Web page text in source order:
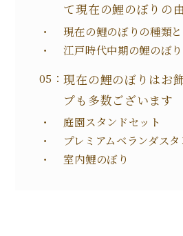
て現在の鯉のぼりの
現在の鯉のぼりの種類
江戸時代中期の鯉のぼ
現在の鯉のぼりはお
プも多数ございます
庭園スタンドセット
プレミアムベランダス
室内鯉のぼり